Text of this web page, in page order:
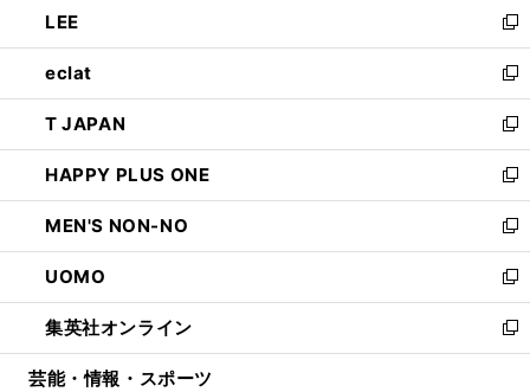
く
で
開
く
ド
ウ
で
開
く
ィ
ン
ド
ウ
で
開
く
い
ウ
ィ
ン
ド
ウ
で
開
く
LEE
新
し
い
ウ
ィ
ン
ド
ウ
で
開
く
eclat
新
し
い
ウ
ィ
ン
ド
ウ
で
開
く
T JAPAN
新
し
い
ウ
ィ
ン
ド
ウ
で
開
HAPPY PLUS ONE
新
し
い
ウ
ィ
ン
ド
ウ
MEN'S NON-NO
新
し
い
ウ
ィ
ン
UOMO
新
し
い
ウ
集英社オンライン
新
し
芸能・情報・スポーツ